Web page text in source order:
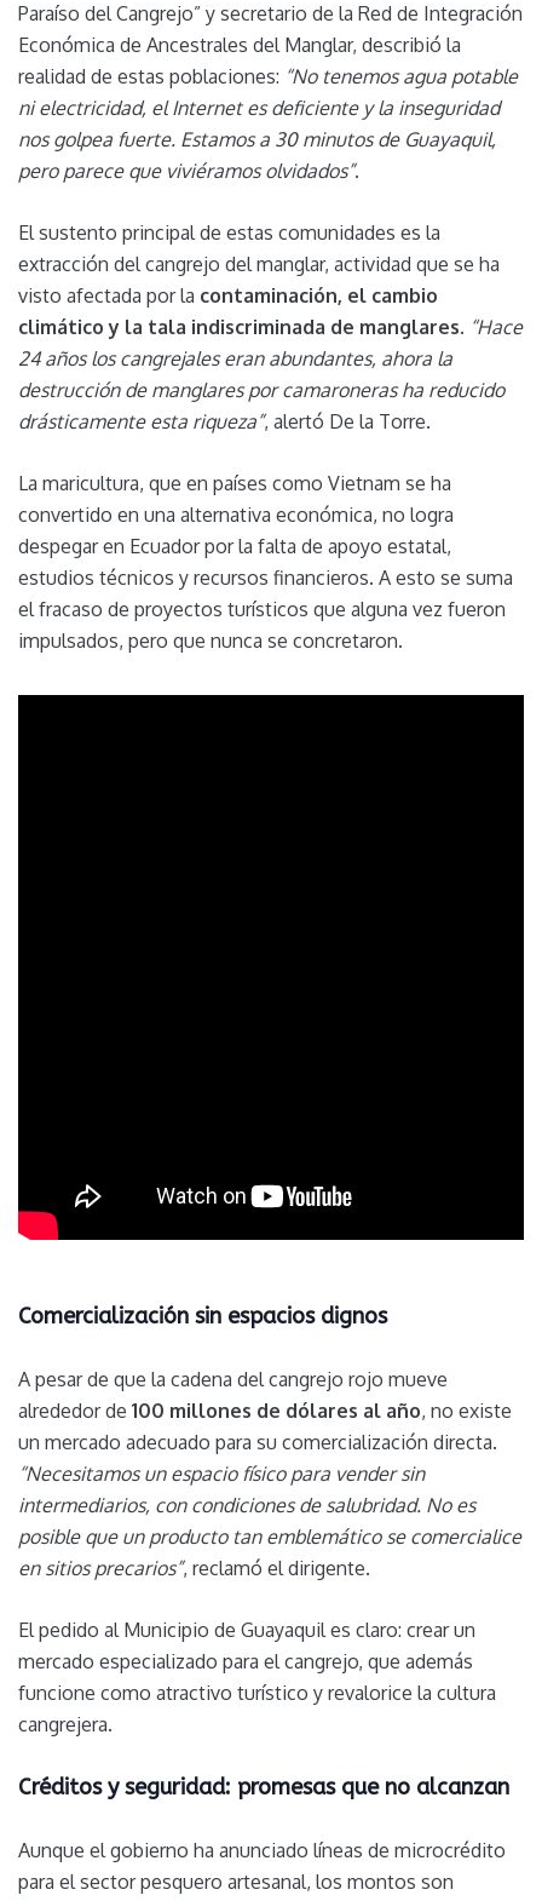
Paraíso del Cangrejo” y secretario de la Red de Integración
Económica de Ancestrales del Manglar, describió la
realidad de estas poblaciones: “No tenemos agua potable
ni electricidad, el Internet es deficiente y la inseguridad
nos golpea fuerte. Estamos a 30 minutos de Guayaquil,
pero parece que viviéramos olvidados”.
El sustento principal de estas comunidades es la
extracción del cangrejo del manglar, actividad que se ha
visto afectada por la contaminación, el cambio
climático y la tala indiscriminada de manglares. “Hace
24 años los cangrejales eran abundantes, ahora la
destrucción de manglares por camaroneras ha reducido
drásticamente esta riqueza”, alertó De la Torre.
La maricultura, que en países como Vietnam se ha
convertido en una alternativa económica, no logra
despegar en Ecuador por la falta de apoyo estatal,
estudios técnicos y recursos financieros. A esto se suma
el fracaso de proyectos turísticos que alguna vez fueron
impulsados, pero que nunca se concretaron.
Comercialización sin espacios dignos
A pesar de que la cadena del cangrejo rojo mueve
alrededor de 100 millones de dólares al año, no existe
un mercado adecuado para su comercialización directa.
“Necesitamos un espacio físico para vender sin
intermediarios, con condiciones de salubridad. No es
posible que un producto tan emblemático se comercialice
en sitios precarios”, reclamó el dirigente.
El pedido al Municipio de Guayaquil es claro: crear un
mercado especializado para el cangrejo, que además
funcione como atractivo turístico y revalorice la cultura
cangrejera.
Créditos y seguridad: promesas que no alcanzan
Aunque el gobierno ha anunciado líneas de microcrédito
para el sector pesquero artesanal, los montos son